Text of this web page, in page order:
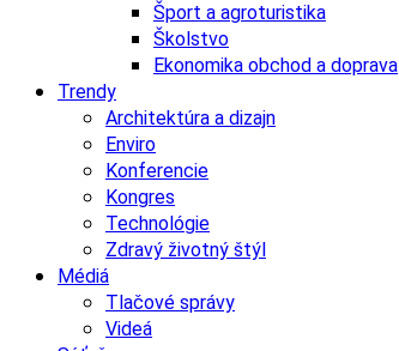
Šport a agroturistika
Školstvo
Ekonomika obchod a doprava
Trendy
Architektúra a dizajn
Enviro
Konferencie
Kongres
Technológie
Zdravý životný štýl
Médiá
Tlačové správy
Videá